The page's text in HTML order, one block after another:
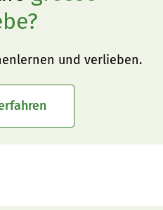
und verlieben.